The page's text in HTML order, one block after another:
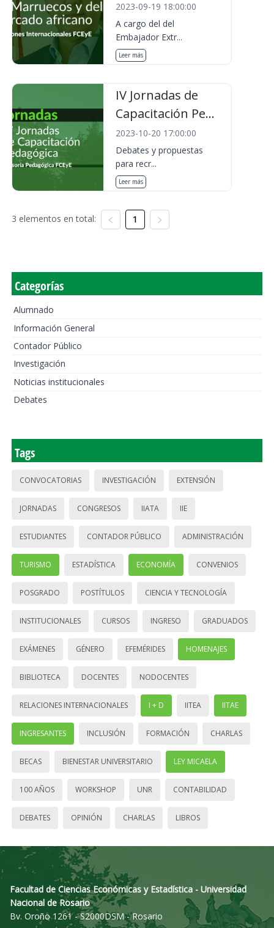
2023-09-19 18:00:00
A cargo del del
Embajador Extr...
Leer más
IV Jornadas de
Capacitación Pe...
2023-10-20 17:00:00
Debates y propuestas
para recr...
Leer más
3 elementos en total: 1
Categorías
Alumnado
Información General
Contador Público
Investigación
Noticias institucionales
Debates
Tags
CONVOCATORIAS INVESTIGACIÓN EXTENSIÓN
JORNADAS CONGRESOS IIATA IIE
ESTUDIANTES CONTADOR PÚBLICO ADMINISTRACIÓN
TURISMO ESTADÍSTICA ECONOMÍA CONVENIOS
POSGRADO POSTÍTULOS CIENCIA Y TECNOLOGÍA
INSTITUCIONALES CURSOS INGRESO GRADUADOS
EXÁMENES GÉNERO EFEMÉRIDES HOMENAJES
BIBLIOTECA DOCENTES NODOCENTES
RELACIONES INTERNACIONALES I + D IITEA IITAE
INGRESANTES INCLUSIÓN FORMACIÓN CHARLAS
BECAS BIENESTAR UNIVERSITARIO LEY MICAELA
100 AÑOS WORKSHOP UNR CONTABILIDAD
DEBATES OPINIÓN CHARLAS LIBROS
Facultad de Ciencias Económicas y Estadística - Universidad
Nacional de Rosario
Bv. Oroño 1261 - S2000DSM - Rosario